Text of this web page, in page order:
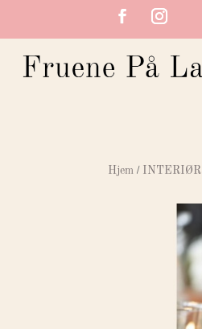
Hjem / INTERIØR